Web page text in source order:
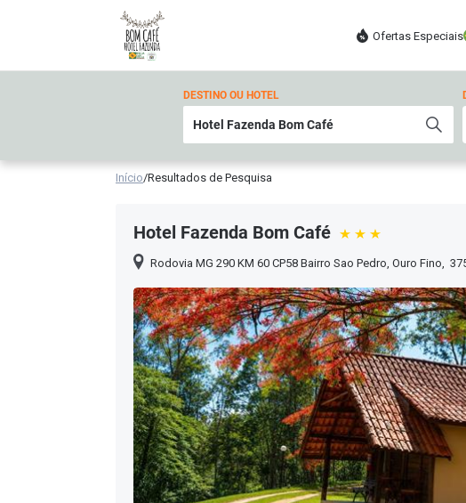
Ofertas Especiais
DESTINO OU HOTEL
Início/Resultados de Pesquisa
Hotel Fazenda Bom Café
Rodovia MG 290 KM 60 CP58 Bairro Sao Pedro,Ouro Fino,